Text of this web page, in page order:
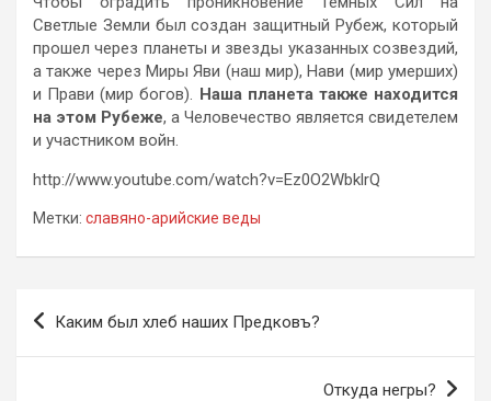
Светлые Земли был создан защитный Рубеж, который
прошел через планеты и звезды указанных созвездий,
а также через Миры Яви (наш мир), Нави (мир умерших)
и Прави (мир богов). Наша планета также находится
на этом Рубеже, а Человечество является свидетелем
и участником войн.
http://www.youtube.com/watch?v=Ez0O2WbklrQ
Метки: славяно-арийские веды
Навигация
Каким был хлеб наших Предковъ?
Откуда негры?